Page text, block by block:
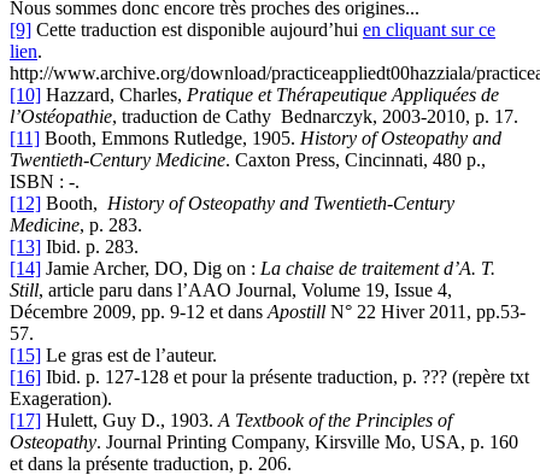
Nous sommes donc encore très proches des origines...
[9] Cette traduction est disponible aujourd’hui en cliquant sur ce
lien.
http://www.archive.org/download/practiceappliedt00hazziala/
[10] Hazzard, Charles, Pratique et Thérapeutique Appliquées de
l’Ostéopathie, traduction de Cathy Bednarczyk, 2003-2010, p. 17.
[11] Booth, Emmons Rutledge, 1905. History of Osteopathy and
Twentieth-Century Medicine. Caxton Press, Cincinnati, 480 p.,
ISBN : -.
[12] Booth, History of Osteopathy and Twentieth-Century
Medicine, p. 283.
[13] Ibid. p. 283.
[14] Jamie Archer, DO, Dig on : La chaise de traitement d’A. T.
Still, article paru dans l’AAO Journal, Volume 19, Issue 4,
Décembre 2009, pp. 9-12 et dans Apostill N° 22 Hiver 2011, pp.53-
57.
[15] Le gras est de l’auteur.
[16] Ibid. p. 127-128 et pour la présente traduction, p. ??? (repère txt
Exageration).
[17] Hulett, Guy D., 1903. A Textbook of the Principles of
Osteopathy. Journal Printing Company, Kirsville Mo, USA, p. 160
et dans la présente traduction, p. 206.